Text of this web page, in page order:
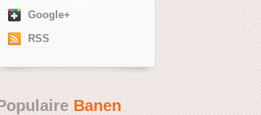
Google+
RSS
Banen